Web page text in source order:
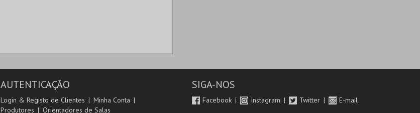
AUTENTICAÇÃO
Login & Registo de Clientes
Minha Conta
Produtores
Orientadores de Salas
SIGA-NOS
Facebook Instagram Twitter E-mail